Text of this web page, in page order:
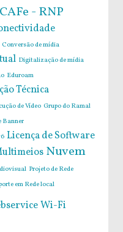
CAFe - RNP
Conversão de mídia
Digitalização de mídia
Eduroam
Técnica
de Vídeo Grupo do Ramal
Banner
Licença de Software
Nuvem
Projeto de Rede
em Rede local
Wi-Fi